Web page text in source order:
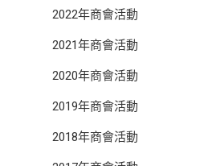
2022年商會活動
2021年商會活動
2020年商會活動
2019年商會活動
2018年商會活動